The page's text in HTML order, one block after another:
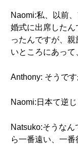
Naomi:私、以前
婚式に出席した
ったんですが、
いところにあって
Anthony: そうです
Naomi:日本て逆
Natsuko:そうな
ら一番遠い、一番